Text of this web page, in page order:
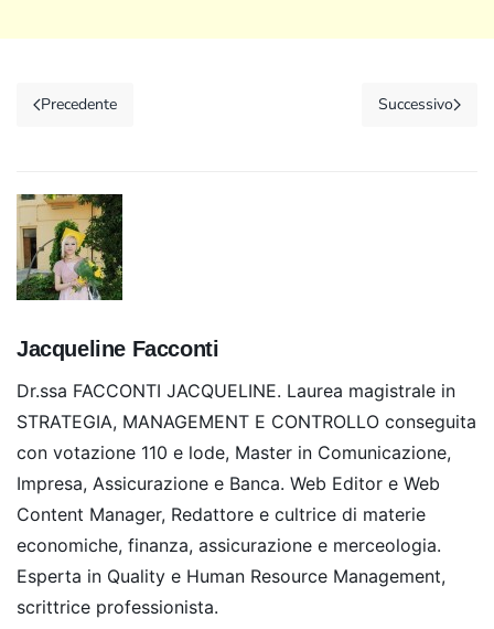
Precedente Successivo
Jacqueline Facconti
Dr.ssa FACCONTI JACQUELINE. Laurea magistrale in
STRATEGIA, MANAGEMENT E CONTROLLO conseguita
con votazione 110 e lode, Master in Comunicazione,
Impresa, Assicurazione e Banca. Web Editor e Web
Content Manager, Redattore e cultrice di materie
economiche, finanza, assicurazione e merceologia.
Esperta in Quality e Human Resource Management,
scrittrice professionista.